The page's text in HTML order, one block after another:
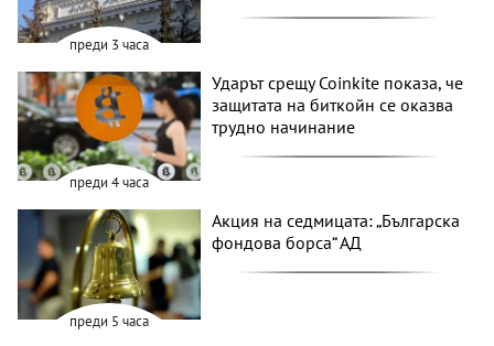
преди 3 часа
преди 4 часа
Ударът срещу Coinkite показа, че
защитата на биткойн се оказва
трудно начинание
преди 5 часа
Акция на седмицата: „Българска
фондова борса“ АД